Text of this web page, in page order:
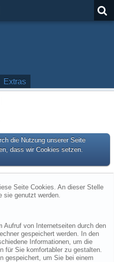
Extras
die Nutzung unserer Seite
dass wir Cookies setzen.
Seite Cookies. An dieser Stelle
sie genutzt werden.
Aufruf von Internetseiten durch den
gespeichert werden. In den
Informationen, um die
für Sie komfortabler zu gestalten.
gespeichert, um Sie bei einem